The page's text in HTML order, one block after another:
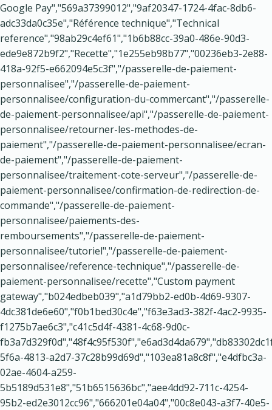
Google Pay","569a37399012","9af20347-1724-4fac-8db6-
adc33da0c35e","Référence technique","Technical
reference","98ab29c4ef61","1b6b88cc-39a0-486e-90d3-
ede9e872b9f2","Recette","1e255eb98b77","00236eb3-2e88-
418a-92f5-e662094e5c3f","/passerelle-de-paiement-
personnalisee","/passerelle-de-paiement-
personnalisee/configuration-du-commercant","/passerelle-
de-paiement-personnalisee/api","/passerelle-de-paiement-
personnalisee/retourner-les-methodes-de-
paiement","/passerelle-de-paiement-personnalisee/ecran-
de-paiement","/passerelle-de-paiement-
personnalisee/traitement-cote-serveur","/passerelle-de-
paiement-personnalisee/confirmation-de-redirection-de-
commande","/passerelle-de-paiement-
personnalisee/paiements-des-
remboursements","/passerelle-de-paiement-
personnalisee/tutoriel","/passerelle-de-paiement-
personnalisee/reference-technique","/passerelle-de-
paiement-personnalisee/recette","Custom payment
gateway","b024edbeb039","a1d79bb2-ed0b-4d69-9307-
4dc381de6e60","f0b1bed30c4e","f63e3ad3-382f-4ac2-9935-
f1275b7ae6c3","c41c5d4f-4381-4c68-9d0c-
5f6a-4813-a2d7-37c28b99d69d","103ea81a8c8f","e4dfbc3a-
02ae-4604-a259-
5b5189d531e8","51b6515636bc","aee4dd92-711c-4254-
95b2-ed2e3012cc96","666201e04a04","00c8e043-a3f7-40e5-